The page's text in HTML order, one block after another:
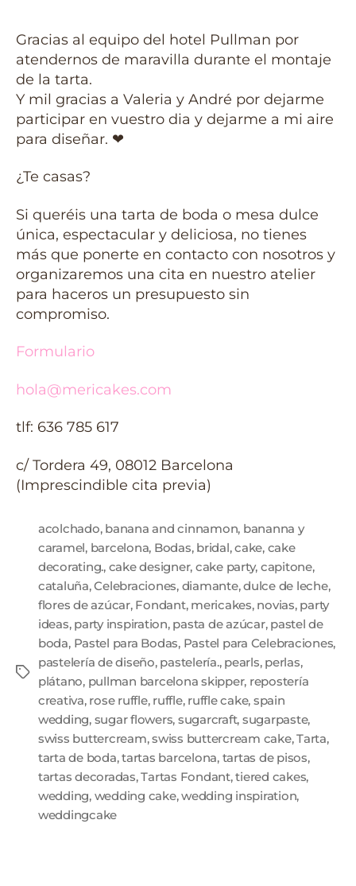
Gracias al equipo del hotel Pullman por
atendernos de maravilla durante el montaje
de la tarta.
Y mil gracias a Valeria y André por dejarme
participar en vuestro dia y dejarme a mi aire
para diseñar. ❤
¿Te casas?
Si queréis una tarta de boda o mesa dulce
única, espectacular y deliciosa, no tienes
más que ponerte en contacto con nosotros y
organizaremos una cita en nuestro atelier
para haceros un presupuesto sin
compromiso.
Formulario
hola@mericakes.com
tlf: 636 785 617
c/ Tordera 49, 08012 Barcelona
(Imprescindible cita previa)
acolchado, banana and cinnamon, bananna y
caramel, barcelona, Bodas, bridal,cake, cake
decorating., cake designer, cake party, capitone,
cataluña,Celebraciones, diamante,dulce de leche,
flores de azúcar, Fondant, mericakes, novias, party
ideas, party inspiration, pasta de azúcar, pastel de
boda, Pastel para Bodas, Pastel para Celebraciones,
pastelería de diseño, pastelería., pearls, perlas,
plátano, pullman barcelona skipper, repostería
creativa, rose ruffle, ruffle, ruffle cake, spain
wedding, sugar flowers, sugarcraft, sugarpaste,
swiss buttercream,swiss buttercream cake,Tarta,
tarta de boda,tartas barcelona, tartas de pisos,
tartas decoradas,Tartas Fondant,tiered cakes,
wedding, wedding cake,wedding inspiration,
weddingcake